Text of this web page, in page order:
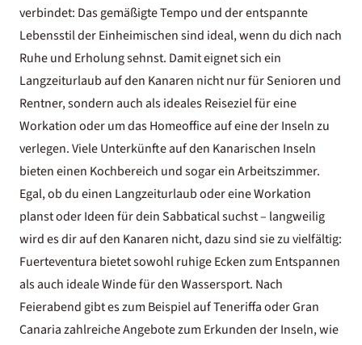
verbindet: Das gemäßigte Tempo und der entspannte
Lebensstil der Einheimischen sind ideal, wenn du dich nach
Ruhe und Erholung sehnst. Damit eignet sich ein
Langzeiturlaub auf den Kanaren nicht nur für Senioren und
Rentner, sondern auch als ideales Reiseziel für eine
Workationoder um das Homeoffice auf eine der Inseln zu
verlegen. Viele Unterkünfte auf den Kanarischen Inseln
bieten einen Kochbereich und sogar ein Arbeitszimmer.
Egal, ob du einen Langzeiturlaub oder eine Workation
planst oderIdeen für dein Sabbaticalsuchst – langweilig
wird es dir auf den Kanaren nicht, dazu sind sie zu vielfältig:
Fuerteventura bietet sowohl ruhige Ecken zum Entspannen
als auch ideale Winde für den Wassersport. Nach
Feierabend gibt es zum Beispiel auf Teneriffa oder Gran
Canaria zahlreiche Angebote zum Erkunden der Inseln, wie